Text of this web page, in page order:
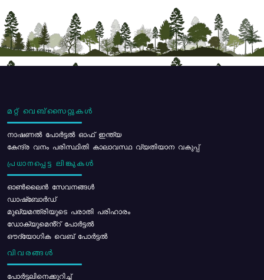
മറ്റ് വെബ്സൈറ്റുകൾ
നാഷണൽ പോർട്ടൽ ഓഫ് ഇന്ത്യ
കേന്ദ്ര വനം പരിസ്ഥിതി കാലാവസ്ഥ വ്യതിയാന വകുപ്പ്
പ്രധാനപ്പെട്ട ലിങ്കുകൾ
ഓൺലൈൻ സേവനങ്ങൾ
ഡാഷ്ബോർഡ്
മുഖ്യമന്ത്രിയുടെ പരാതി പരിഹാരം
ഡോക്യുമെൻ്റ് പോർട്ടൽ
ഔദ്യോഗിക വെബ് പോർട്ടൽ
വിവരങ്ങൾ
പോര്‍ട്ടലിനെക്കുറിച്ച്